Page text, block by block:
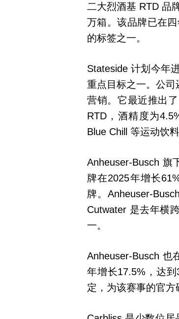
二大烈酒基 RTD 品
万箱。该品牌已在
的标签之一。
Stateside 计划今年
重点目标之一。公
营销。它最近推出
RTD，酒精度为
Blue Chill 等运动饮
Anheuser-Busch 旗
牌在2025年增长
牌。Anheuser-
Cutwater 是去年横
一。
Anheuser-Busch 也
年增长17.5%，达
定，为该赛事的官方